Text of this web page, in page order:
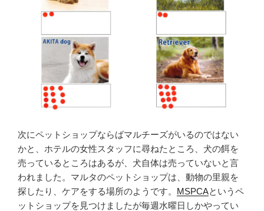
次にペットショップならばマルチーズがいるのではない
かと、ホテルの女性スタッフに尋ねたところ、犬の餌を
売っているところはあるが、犬自体は売っていないと言
われました。マルタのペットショップは、動物の里親を
探したり、ケアをする場所のようです。 MSPCAというペ
ットショップを見つけましたが毎週水曜日しかやってい